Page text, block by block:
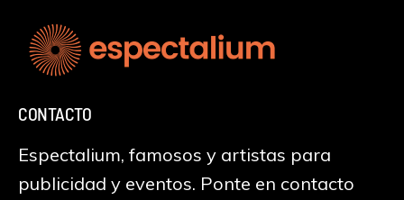
CONTACTO
Espectalium, famosos y artistas para
publicidad y eventos. Ponte en contacto